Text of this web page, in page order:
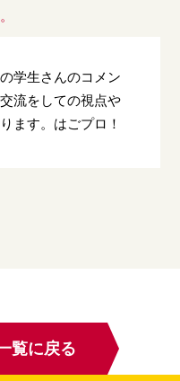
学生さんのコメン
流をしての視点や
ます。はごプロ！
覧に戻る